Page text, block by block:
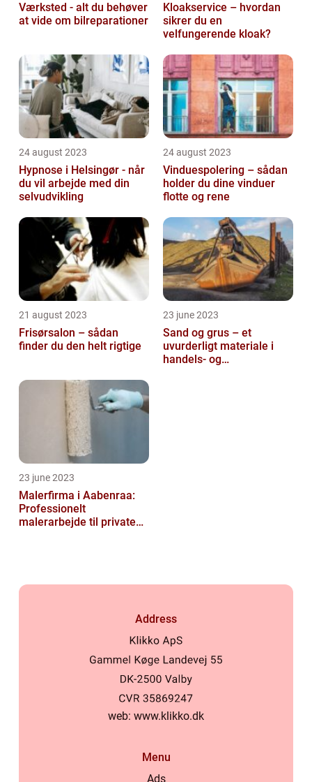
Værksted - alt du behøver
at vide om bilreparationer
Kloakservice – hvordan
sikrer du en
velfungerende kloak?
24 august 2023
Hypnose i Helsingør - når
du vil arbejde med din
selvudvikling
24 august 2023
Vinduespolering – sådan
holder du dine vinduer
flotte og rene
21 august 2023
Frisørsalon – sådan
finder du den helt rigtige
23 june 2023
Sand og grus – et
uvurderligt materiale i
handels- og
23 june 2023
Malerfirma i Aabenraa:
Professionelt
malerarbejde til private
Address
web: www.klikko.dk
Menu
Ads